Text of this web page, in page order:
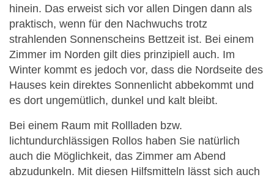
hinein. Das erweist sich vor allen Dingen dann als
praktisch, wenn für den Nachwuchs trotz
strahlenden Sonnenscheins Bettzeit ist. Bei einem
Zimmer im Norden gilt dies prinzipiell auch. Im
Winter kommt es jedoch vor, dass die Nordseite des
Hauses kein direktes Sonnenlicht abbekommt und
es dort ungemütlich, dunkel und kalt bleibt.
Bei einem Raum mit Rollladen bzw.
lichtundurchlässigen Rollos haben Sie natürlich
auch die Möglichkeit, das Zimmer am Abend
abzudunkeln. Mit diesen Hilfsmitteln lässt sich auch